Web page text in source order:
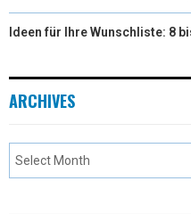
Ideen für Ihre Wunschliste: 8
ARCHIVES